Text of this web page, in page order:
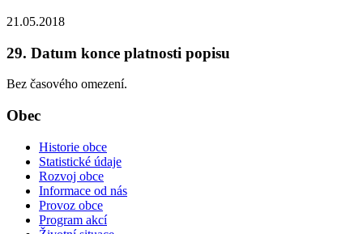
21.05.2018
29. Datum konce platnosti popisu
Bez časového omezení.
Obec
Historie obce
Statistické údaje
Rozvoj obce
Informace od nás
Provoz obce
Program akcí